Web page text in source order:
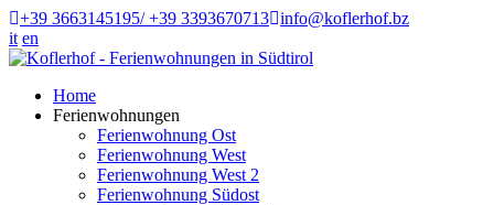
+39 3663145195/ +39 3393670713 info@koflerhof.bz
it en
Home
Ferienwohnungen
Ferienwohnung Ost
Ferienwohnung West
Ferienwohnung West 2
Ferienwohnung Südost